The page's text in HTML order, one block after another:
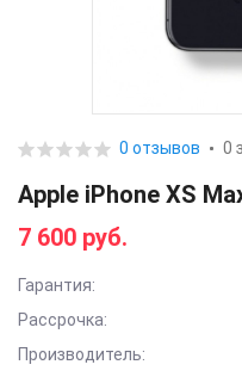
0 отзывов 0
Apple iPhone XS
7 600 руб.
Гарантия:
Рассрочка:
Производитель: